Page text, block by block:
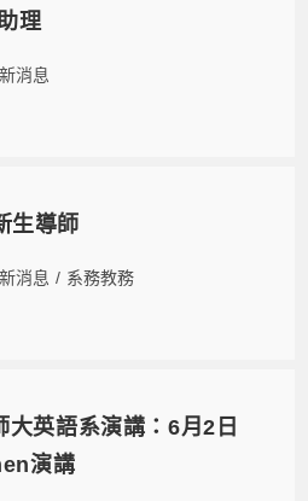
理
消息
生導師
消息 / 系務教務
大英語系演講：6月2日
演講